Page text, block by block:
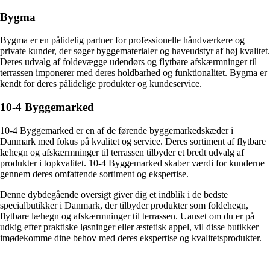
Bygma
Bygma er en pålidelig partner for professionelle håndværkere og
private kunder, der søger byggematerialer og haveudstyr af høj kvalitet.
Deres udvalg af foldevægge udendørs og flytbare afskærmninger til
terrassen imponerer med deres holdbarhed og funktionalitet. Bygma er
kendt for deres pålidelige produkter og kundeservice.
10-4 Byggemarked
10-4 Byggemarked er en af de førende byggemarkedskæder i
Danmark med fokus på kvalitet og service. Deres sortiment af flytbare
læhegn og afskærmninger til terrassen tilbyder et bredt udvalg af
produkter i topkvalitet. 10-4 Byggemarked skaber værdi for kunderne
gennem deres omfattende sortiment og ekspertise.
Denne dybdegående oversigt giver dig et indblik i de bedste
specialbutikker i Danmark, der tilbyder produkter som foldehegn,
flytbare læhegn og afskærmninger til terrassen. Uanset om du er på
udkig efter praktiske løsninger eller æstetisk appel, vil disse butikker
imødekomme dine behov med deres ekspertise og kvalitetsprodukter.